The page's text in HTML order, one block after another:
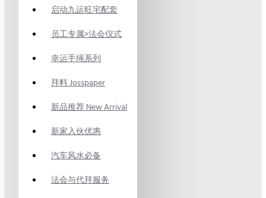
启动九运旺宅配套
员工专属>法会仪式
幸运手绳系列
拜料 Josspaper
新品推荐 New Arrival
新家入伙优惠
汽车风水必备
法会与代拜服务